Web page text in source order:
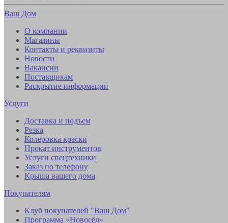
Ваш Дом
О компании
Магазины
Контакты и реквизиты
Новости
Вакансии
Поставщикам
Раскрытие информации
Услуги
Доставка и подъем
Резка
Колеровка краски
Прокат инструментов
Услуги спецтехники
Заказ по телефону
Крыша вашего дома
Покупателям
Клуб покупателей "Ваш Дом"
Программа «Новосёл»